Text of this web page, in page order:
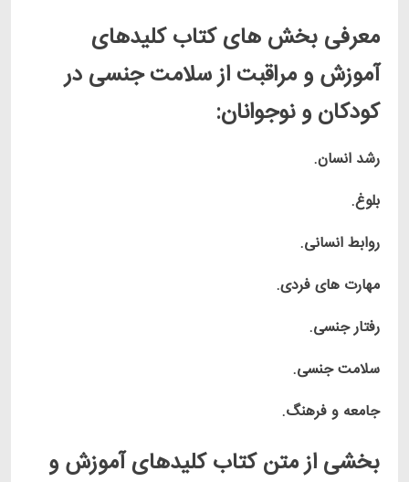
معرفی بخش های کتاب کلیدهای
آموزش و مراقبت از سلامت جنسی در
کودکان و نوجوانان:
رشد انسان.
بلوغ.
روابط انسانی.
مهارت های فردی.
رفتار جنسی.
سلامت جنسی.
جامعه و فرهنگ.
بخشی از متن کتاب کلیدهای آموزش و